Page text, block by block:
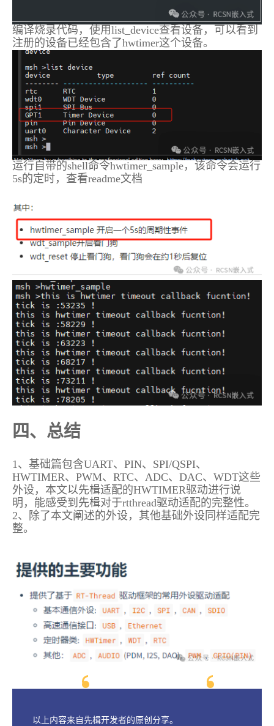
编译烧录代码，使用list_device查看设备，可以看到
注册的设备已经包含了hwtimer这个设备。
运行自带的shell命令hwtimer_sample，该命令会运行
5s的定时，查看readme文档
四、总结
1、基础篇包含UART、PIN、SPI/QSPI、
HWTIMER、PWM、RTC、ADC、DAC、WDT这些
外设，本文以先楫适配的HWTIMER驱动进行说
明，能感受到先楫对于rtthread驱动适配的完整性。
2、除了本文阐述的外设，其他基础外设同样适配完
整。
以上内容来自先楫开发者的原创分享。